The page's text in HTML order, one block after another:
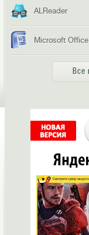
ALReader
Microsoft
Все